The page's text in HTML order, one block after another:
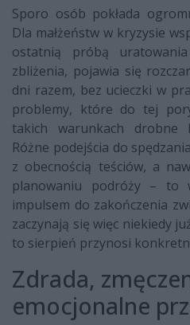
Sporo osób pokłada
Dla małżeństw w kryzysie
ostatnią próbą
zbliżenia, pojawia się
dni razem, bez ucieczki w
problemy, które do tej
takich warunkach drobne
Różne podejścia do
z obecnością teściów, a
planowaniu podróży – to
impulsem do zakończenia
zaczynają się więc niekiedy
to sierpień przynosi
Zdrada,
emocjonalne